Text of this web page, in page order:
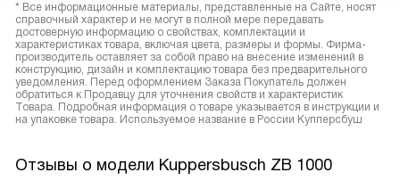
* Все информационные материалы, представленные на Сайте, носят
справочный характер и не могут в полной мере передавать
достоверную информацию о свойствах, комплектации и
характеристиках товара, включая цвета, размеры и формы. Фирма-
производитель оставляет за собой право на внесение изменений в
конструкцию, дизайн и комплектацию товара без предварительного
уведомления. Перед оформлением Заказа Покупатель должен
обратиться к Продавцу для уточнения свойств и характеристик
Товара. Подробная информация о товаре указывается в инструкции и
на упаковке товара. Используемое название в России Купперсбуш
Отзывы о модели Kuppersbusch ZB 1000